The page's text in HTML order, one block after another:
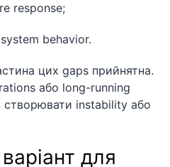
response;
behavior.
цих gaps прийнятна.
або long-running
instability або
для